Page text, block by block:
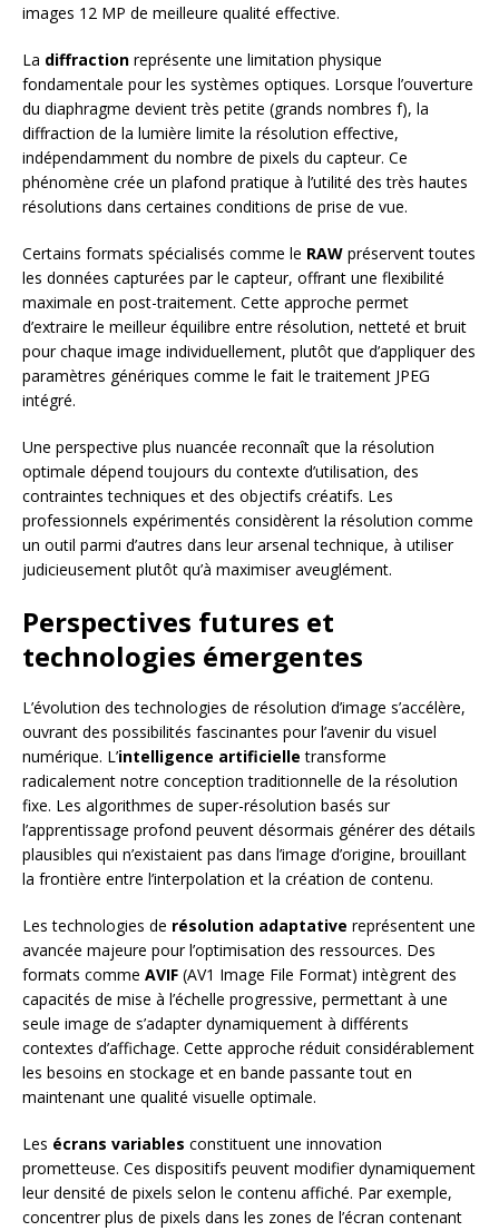
images 12 MP de meilleure qualité effective.
La diffraction représente une limitation physique
fondamentale pour les systèmes optiques. Lorsque l’ouverture
du diaphragme devient très petite (grands nombres f), la
diffraction de la lumière limite la résolution effective,
indépendamment du nombre de pixels du capteur. Ce
phénomène crée un plafond pratique à l’utilité des très hautes
résolutions dans certaines conditions de prise de vue.
Certains formats spécialisés comme le RAW préservent toutes
les données capturées par le capteur, offrant une flexibilité
maximale en post-traitement. Cette approche permet
d’extraire le meilleur équilibre entre résolution, netteté et bruit
pour chaque image individuellement, plutôt que d’appliquer des
paramètres génériques comme le fait le traitement JPEG
intégré.
Une perspective plus nuancée reconnaît que la résolution
optimale dépend toujours du contexte d’utilisation, des
contraintes techniques et des objectifs créatifs. Les
professionnels expérimentés considèrent la résolution comme
un outil parmi d’autres dans leur arsenal technique, à utiliser
judicieusement plutôt qu’à maximiser aveuglément.
Perspectives futures et
technologies émergentes
L’évolution des technologies de résolution d’image s’accélère,
ouvrant des possibilités fascinantes pour l’avenir du visuel
numérique. L’intelligence artificielle transforme
radicalement notre conception traditionnelle de la résolution
fixe. Les algorithmes de super-résolution basés sur
l’apprentissage profond peuvent désormais générer des détails
plausibles qui n’existaient pas dans l’image d’origine, brouillant
la frontière entre l’interpolation et la création de contenu.
Les technologies de résolution adaptative représentent une
avancée majeure pour l’optimisation des ressources. Des
formats comme AVIF (AV1 Image File Format) intègrent des
capacités de mise à l’échelle progressive, permettant à une
seule image de s’adapter dynamiquement à différents
contextes d’affichage. Cette approche réduit considérablement
les besoins en stockage et en bande passante tout en
maintenant une qualité visuelle optimale.
Les écrans variables constituent une innovation
prometteuse. Ces dispositifs peuvent modifier dynamiquement
leur densité de pixels selon le contenu affiché. Par exemple,
concentrer plus de pixels dans les zones de l’écran contenant